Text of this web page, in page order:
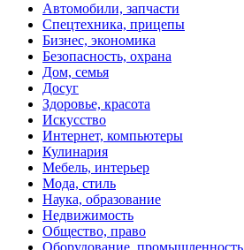
Автомобили, запчасти
Спецтехника, прицепы
Бизнес, экономика
Безопасность, охрана
Дом, семья
Досуг
Здоровье, красота
Искусство
Интернет, компьютеры
Кулинария
Мебель, интерьер
Мода, стиль
Наука, образование
Недвижимость
Общество, право
Оборудование, промышленность